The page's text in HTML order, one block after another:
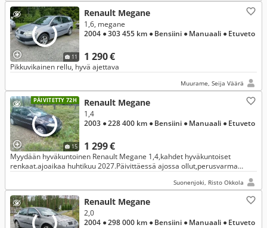
11
Renault Megane
1 290 €
1,6, megane
2004 ● 303 455 km ● Bensiini ● Manuaali ● Etuveto
Pikkuvikainen rellu, hyvä ajettava
Muurame, Seija Väärä
PÄIVITETTY 72H
15
Renault Megane
1 299 €
1,4
2003 ● 228 400 km ● Bensiini ● Manuaali ● Etuveto
Myydään hyväkuntoinen Renault Megane 1,4,kahdet hyväkuntoiset
renkaat.ajoaikaa huhtikuu 2027.Päivittäessä ajossa ollut,perusvarma
Suonenjoki, Risto Okkola
Renault Megane
2,0
2004 ● 298 000 km ● Bensiini ● Manuaali ● Etuveto